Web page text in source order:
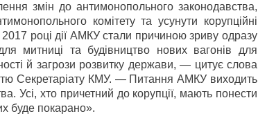
змін до антимонопольного законодавства,
комітету та усунути корупційні
році дії АМКУ стали причиною зриву одразу
митниці та будівництво нових вагонів для
й загрози розвитку держави, — цитує слова
Секретаріату КМУ. — Питання АМКУ виходить
Усі, хто причетний до корупції, мають понести
буде покарано».